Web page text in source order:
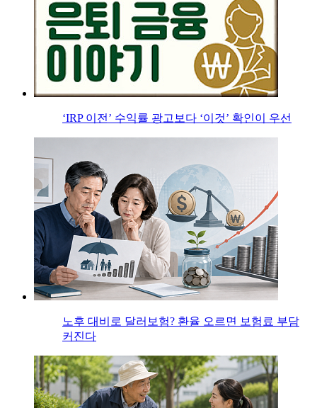
‘IRP 이전’ 수익률 광고보다 ‘이것’ 확인이 우선
노후 대비로 달러보험? 환율 오르면 보험료 부담
커진다